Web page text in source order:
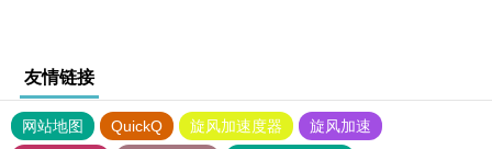
友情链接
网站地图 QuickQ 旋风加速度器
旋风加速